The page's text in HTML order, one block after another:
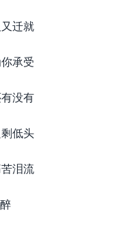
迁就
承受
没有
低头
泪流